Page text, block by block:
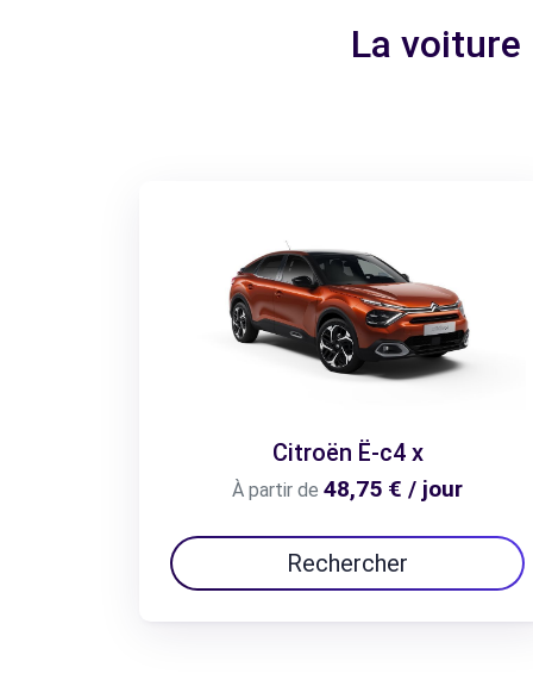
La voiture
Citroën Ë-c4 x
À partir de 48,75 € / jour
Rechercher